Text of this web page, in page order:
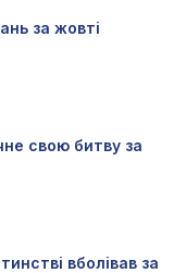
за жовті
свою битву за
вболівав за